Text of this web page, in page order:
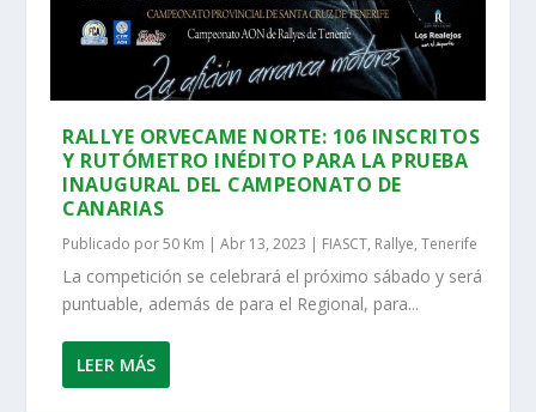
RALLYE ORVECAME NORTE: 106 INSCRITOS
Y RUTÓMETRO INÉDITO PARA LA PRUEBA
INAUGURAL DEL CAMPEONATO DE
CANARIAS
Publicado por50 Km |Abr 13, 2023 | FIASCT, Rallye,Tenerife
La competición se celebrará el próximo sábado y será
puntuable, además de para el Regional, para...
LEER MÁS